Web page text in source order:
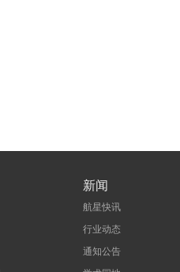
新闻
航星快讯
行业动态
通知公告